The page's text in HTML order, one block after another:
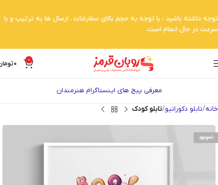
0
0
معرفی پیج های اینستاگرام هنرمندان
خانه تابلو دکوراتیو تابلو کودک
ناموجود
توجه داشته باشید : با توجه به حجم بالای سفارشات . ارسال ها به ترتیب و با
سرعت در حال انجام است.